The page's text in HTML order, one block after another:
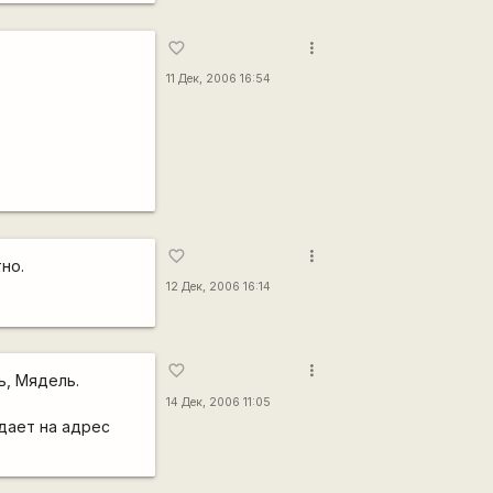
favorite_border
11 Дек, 2006 16:54
more_vert
favorite_border
12 Дек, 2006 16:14
more_vert
Мядель.
на адрес
favorite_border
14 Дек, 2006 11:05
more_vert